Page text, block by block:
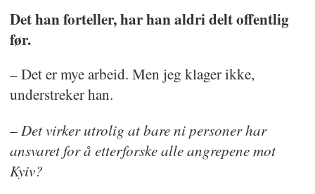
Det han forteller, har han aldri delt offentlig
før.
– Det er mye arbeid. Men jeg klager ikke,
understreker han.
– Det virker utrolig at bare ni personer har
ansvaret for å etterforske alle angrepene mot
Kyiv?